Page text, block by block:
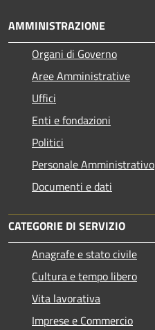
AMMINISTRAZIONE
Organi di Governo
Aree Amministrative
Uffici
Enti e fondazioni
Politici
Personale Amministrativo
Documenti e dati
CATEGORIE DI SERVIZIO
Anagrafe e stato civile
Cultura e tempo libero
Vita lavorativa
Imprese e Commercio